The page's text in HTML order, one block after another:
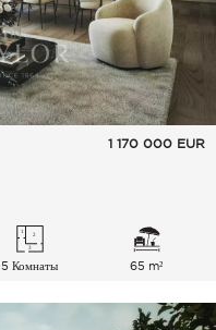
1 170 000 EUR
5 Комнаты 65 m²